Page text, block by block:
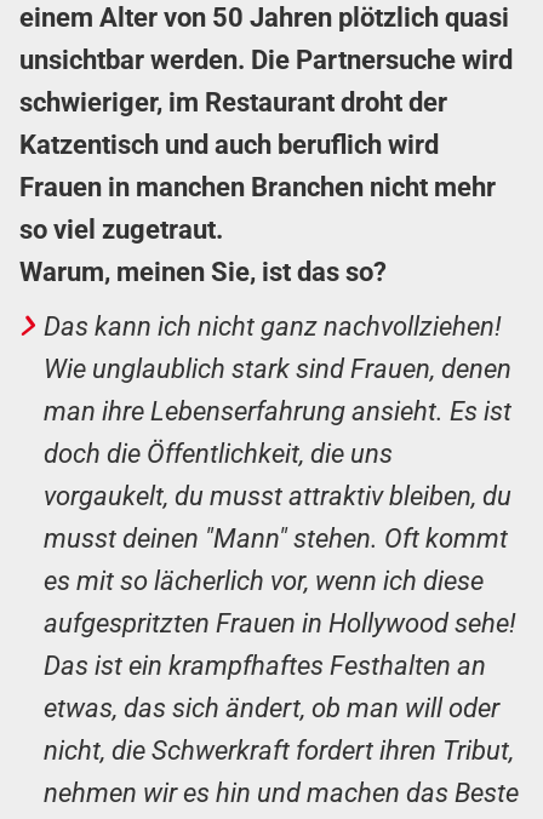
einem Alter von 50 Jahren plötzlich quasi
unsichtbar werden. Die Partnersuche wird
schwieriger, im Restaurant droht der
Katzentisch und auch beruflich wird
Frauen in manchen Branchen nicht mehr
so viel zugetraut.
Warum, meinen Sie, ist das so?
Das kann ich nicht ganz nachvollziehen!
Wie unglaublich stark sind Frauen, denen
man ihre Lebenserfahrung ansieht. Es ist
doch die Öffentlichkeit, die uns
vorgaukelt, du musst attraktiv bleiben, du
musst deinen "Mann" stehen. Oft kommt
es mit so lächerlich vor, wenn ich diese
aufgespritzten Frauen in Hollywood sehe!
Das ist ein krampfhaftes Festhalten an
etwas, das sich ändert, ob man will oder
nicht, die Schwerkraft fordert ihren Tribut,
nehmen wir es hin und machen das Beste